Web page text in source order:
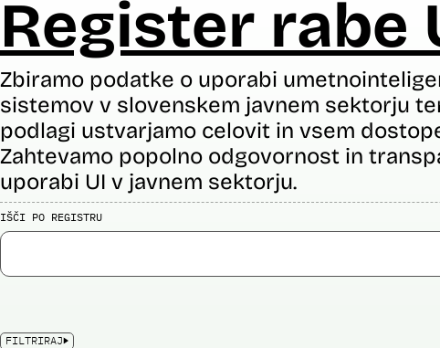
Register rabe
Zbiramo podatke o uporabi
sistemov v slovenskem javnem sektorju
podlagi ustvarjamo celovit in vsem
Zahtevamo popolno odgovornost in
uporabi UI v javnem sektorju.
IŠČI PO REGISTRU
FILTRIRAJ